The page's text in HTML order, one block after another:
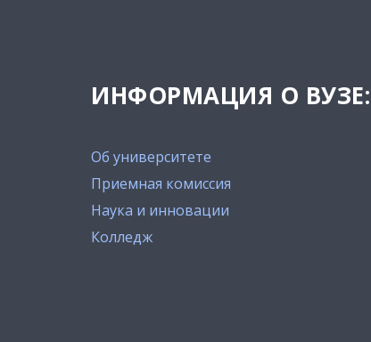
ИНФОРМАЦИЯ О ВУЗЕ:
Об университете
Приемная комиссия
Наука и инновации
Колледж